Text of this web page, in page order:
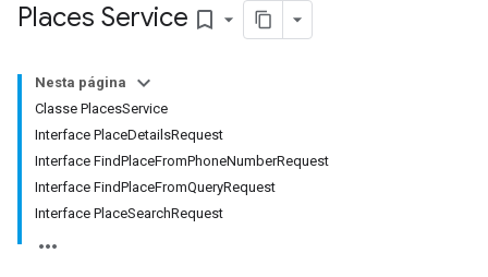
Places Service bookmark_border
Nesta página
Classe PlacesService
Interface PlaceDetailsRequest
Interface FindPlaceFromPhoneNumberRequest
Interface FindPlaceFromQueryRequest
Interface PlaceSearchRequest